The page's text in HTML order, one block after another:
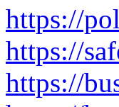
https://
https://
https://